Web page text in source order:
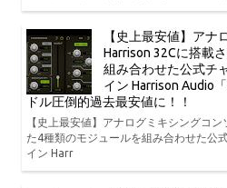
【史上最安値】アナ
Harrison 32Cに搭載
組み合わせた公式チ
イン Harrison Audio
ドル圧倒的過去最安値に！！
【史上最安値】アナログミキシングコ
た4種類のモジュールを組み合わせた公
イン Harr